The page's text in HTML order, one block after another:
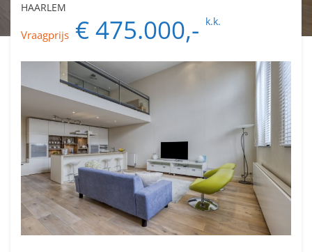
HAARLEM
Vraagprijs € 475.000,- k.k.